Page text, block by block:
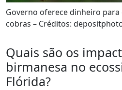
Governo oferece dinheiro
cobras – Créditos:
Quais são os
birmanesa no
Flórida?